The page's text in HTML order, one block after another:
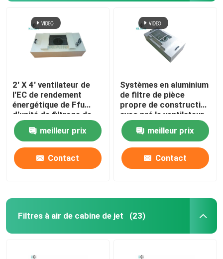
2' X 4' ventilateur de
l'EC de rendement
énergétique de Ffu
d'unité de filtrage de
fan de pièce propre
avec pré le filtre
meilleur prix
Contact
Systèmes en aluminium
de filtre de pièce
propre de construction
avec pré le ventilateur
à C.A. de filtre
meilleur prix
Contact
Filtres à air de cabine de jet (23)